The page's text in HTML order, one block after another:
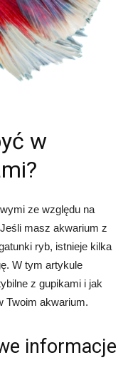
w
ze względu na
masz akwarium z
ryb, istnieje kilka
W tym artykule
z gupikami i jak
Twoim akwarium.
informacje